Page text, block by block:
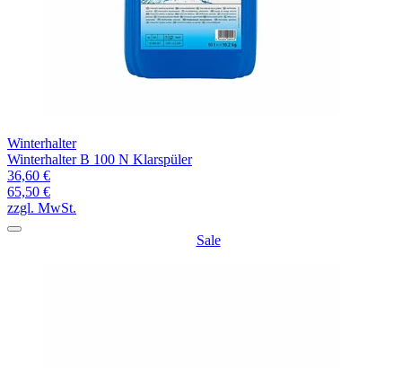
Winterhalter
Winterhalter B 100 N Klarspüler
36,60 €
65,50 €
zzgl. MwSt.
Sale